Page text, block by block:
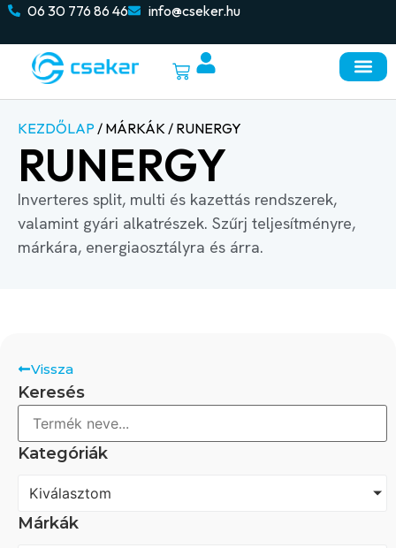
06 30 776 86 46 info@cseker.hu
KEZDŐLAP / MÁRKÁK / RUNERGY
RUNERGY
Inverteres split, multi és kazettás rendszerek,
valamint gyári alkatrészek. Szűrj teljesítményre,
márkára, energiaosztályra és árra.
Vissza
Keresés
Kategóriák
Kiválasztom
Márkák